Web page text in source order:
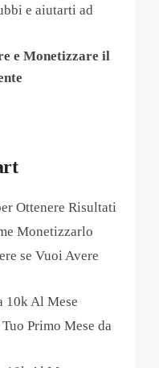
e aiutarti ad
e Monetizzare il
Ottenere Risultati
Monetizzarlo
se Vuoi Avere
10k Al Mese
Primo Mese da